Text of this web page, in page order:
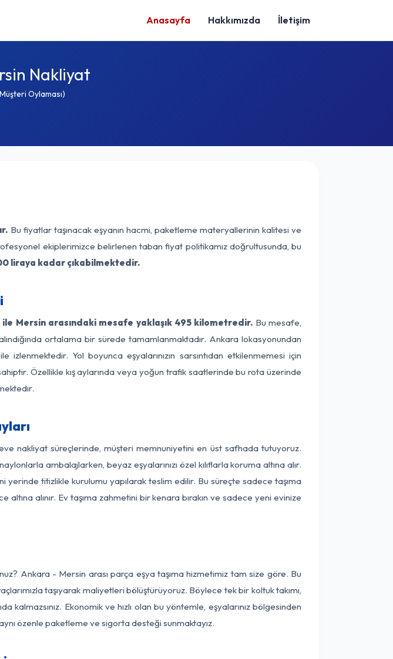
Anasayfa Hakkımızda İletişim
Nakliyat
Oylaması)
Bu fiyatlar taşınacak eşyanın hacmi, paketleme materyallerinin kalitesi ve
ekiplerimizce belirlenen taban fiyat politikamız doğrultusunda, bu
liraya kadar çıkabilmektedir.
Mersin arasındaki mesafe yaklaşık 495 kilometredir. Bu mesafe,
ortalama bir sürede tamamlanmaktadır. Ankara lokasyonundan
Yol boyunca eşyalarınızın sarsıntıdan etkilenmemesi için
Özellikle kış aylarında veya yoğun trafik saatlerinde bu rota üzerinde
nakliyat süreçlerinde, müşteri memnuniyetini en üst safhada tutuyoruz.
ambalajlarken, beyaz eşyalarınızı özel kılıflarla koruma altına alır.
titizlikle kurulumu yapılarak teslim edilir. Bu süreçte sadece taşıma
altına alınır. Ev taşıma zahmetini bir kenara bırakın ve sadece yeni evinize
Ankara - Mersin arası parça eşya taşıma hizmetimiz tam size göre. Bu
taşıyarak maliyetleri bölüştürüyoruz. Böylece tek bir koltuk takımı,
Ekonomik ve hızlı olan bu yöntemle, eşyalarınız bölgesinden
aynı özenle paketleme ve sigorta desteği sunmaktayız.